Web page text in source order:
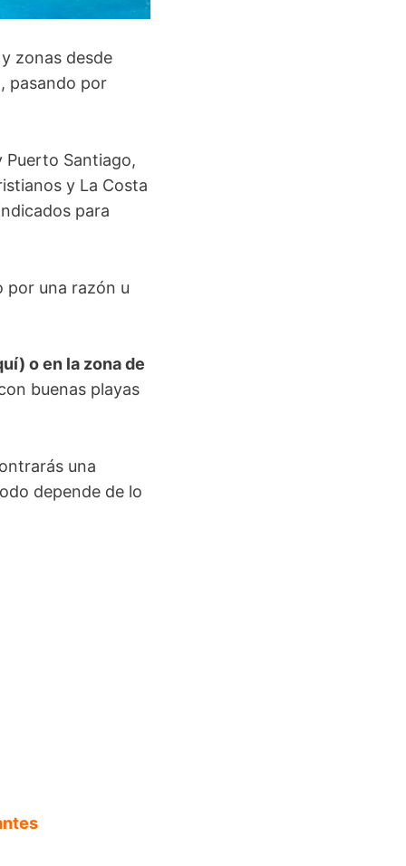
zonas desde
pasando por
Puerto Santiago,
y La Costa
para
por una razón u
o en la zona de
buenas playas
una
depende de lo